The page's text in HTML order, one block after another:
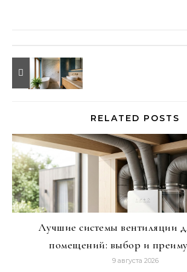
RELATED POSTS
Лучшие системы вентиляции
помещений: выбор и
9 августа 2026